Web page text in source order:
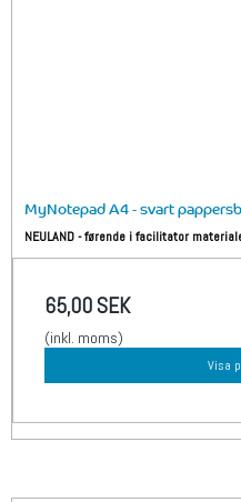
MyNotepad A4 - svart
NEULAND - førende i facilitator
65,00 SEK
(inkl. moms)
Visa